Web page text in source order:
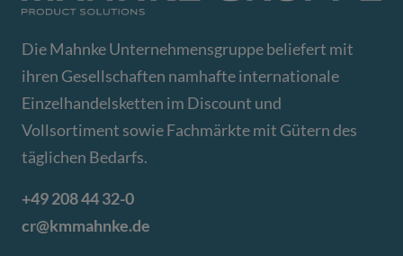
Die Mahnke Unternehmensgruppe beliefert mit
ihren Gesellschaften namhafte internationale
Einzelhandelsketten im Discount und
Vollsortiment sowie Fachmärkte mit Gütern des
täglichen Bedarfs.
+49 208 44 32-0
cr@kmmahnke.de